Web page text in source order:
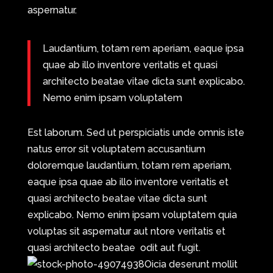
aspernatur.
Laudantium, totam rem aperiam, eaque ipsa
quae ab illo inventore veritatis et quasi
architecto beatae vitae dicta sunt explicabo.
Nemo enim ipsam voluptatem
Est laborum. Sed ut perspiciatis unde omnis iste
natus error sit voluptatem accusantium
doloremque laudantium, totam rem aperiam,
eaque ipsa quae ab illo inventore veritatis et
quasi architecto beatae vitae dicta sunt
explicabo. Nemo enim ipsam voluptatem quia
voluptas sit aspernatur aut ntore veritatis et
quasi architecto beatae odit aut fugit.
Oicia deserunt mollit